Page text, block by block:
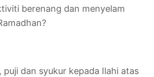
berenang dan menyelam
puji dan syukur kepada Ilahi atas